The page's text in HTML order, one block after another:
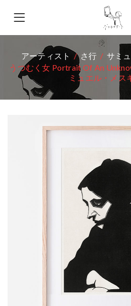
アーティスト さ行
サミ
うつむく女 Portrait Of An
ミュエル・メス